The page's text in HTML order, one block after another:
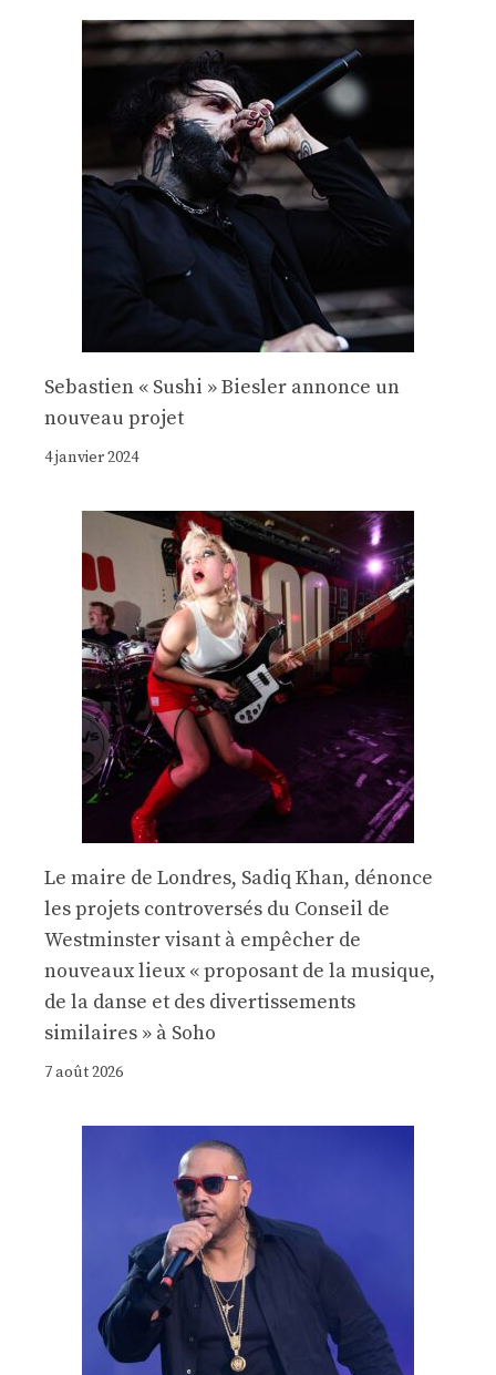
Sebastien « Sushi » Biesler annonce un
nouveau projet
4 janvier 2024
Le maire de Londres, Sadiq Khan, dénonce
les projets controversés du Conseil de
Westminster visant à empêcher de
nouveaux lieux « proposant de la musique,
de la danse et des divertissements
similaires » à Soho
7 août 2026